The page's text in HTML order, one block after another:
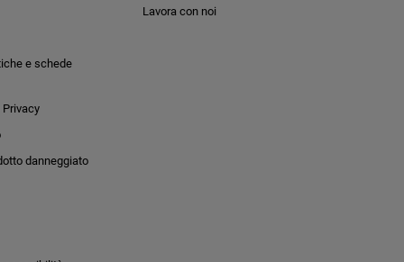
e schede
danneggiato
Lavora con noi